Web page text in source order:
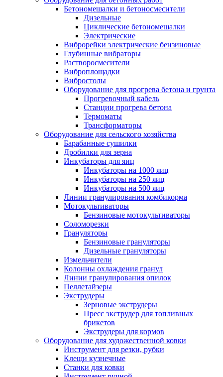
Бетономешалки и бетоносмесители
Дизельные
Циклические бетономешалки
Электрические
Виброрейки электрические бензиновые
Глубинные вибраторы
Растворосмесители
Виброплощадки
Вибростолы
Оборудование для прогрева бетона и грунта
Прогревочный кабель
Станции прогрева бетона
Термоматы
Трансформаторы
Оборудование для сельского хозяйства
Барабанные сушилки
Дробилки для зерна
Инкубаторы для яиц
Инкубаторы на 1000 яиц
Инкубаторы на 250 яиц
Инкубаторы на 500 яиц
Линии гранулирования комбикорма
Мотокультиваторы
Бензиновые мотокультиваторы
Соломорезки
Грануляторы
Бензиновые грануляторы
Дизельные грануляторы
Измельчители
Колонны охлаждения гранул
Линии гранулирования опилок
Пеллетайзеры
Экструдеры
Зерновые экструдеры
Пресс экструдер для топливных
брикетов
Экструдеры для кормов
Оборудование для художественной ковки
Инструмент для резки, рубки
Клещи кузнечные
Станки для ковки